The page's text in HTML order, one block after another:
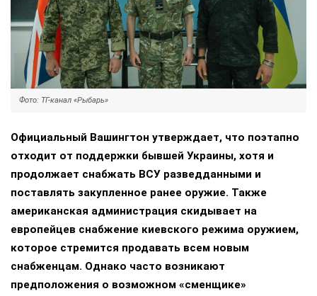
Фото: ТГ-канал «Рыбарь»
Официальный Вашингтон утверждает, что поэтапно
отходит от поддержки бывшей Украины, хотя и
продолжает снабжать ВСУ разведданными и
поставлять закупленное ранее оружие. Также
американская администрация скидывает на
европейцев снабжение киевского режима оружием,
которое стремится продавать всем новым
снабженцам. Однако часто возникают
предположения о возможном «сменщике»